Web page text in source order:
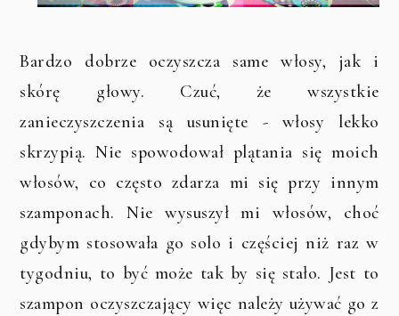
Bardzo dobrze oczyszcza same włosy, jak i
skórę głowy. Czuć, że wszystkie
zanieczyszczenia są usunięte - włosy lekko
skrzypią. Nie spowodował plątania się moich
włosów, co często zdarza mi się przy innym
szamponach. Nie wysuszył mi włosów, choć
gdybym stosowała go solo i częściej niż raz w
tygodniu, to być może tak by się stało. Jest to
szampon oczyszczający więc należy używać go z